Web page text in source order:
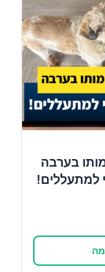
בערבה
למתעללים!